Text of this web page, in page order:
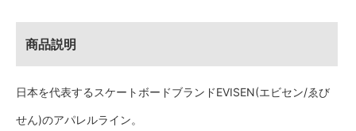
商品説明
日本を代表するスケートボードブランドEVISEN(エビセン/ゑび
せん)のアパレルライン。